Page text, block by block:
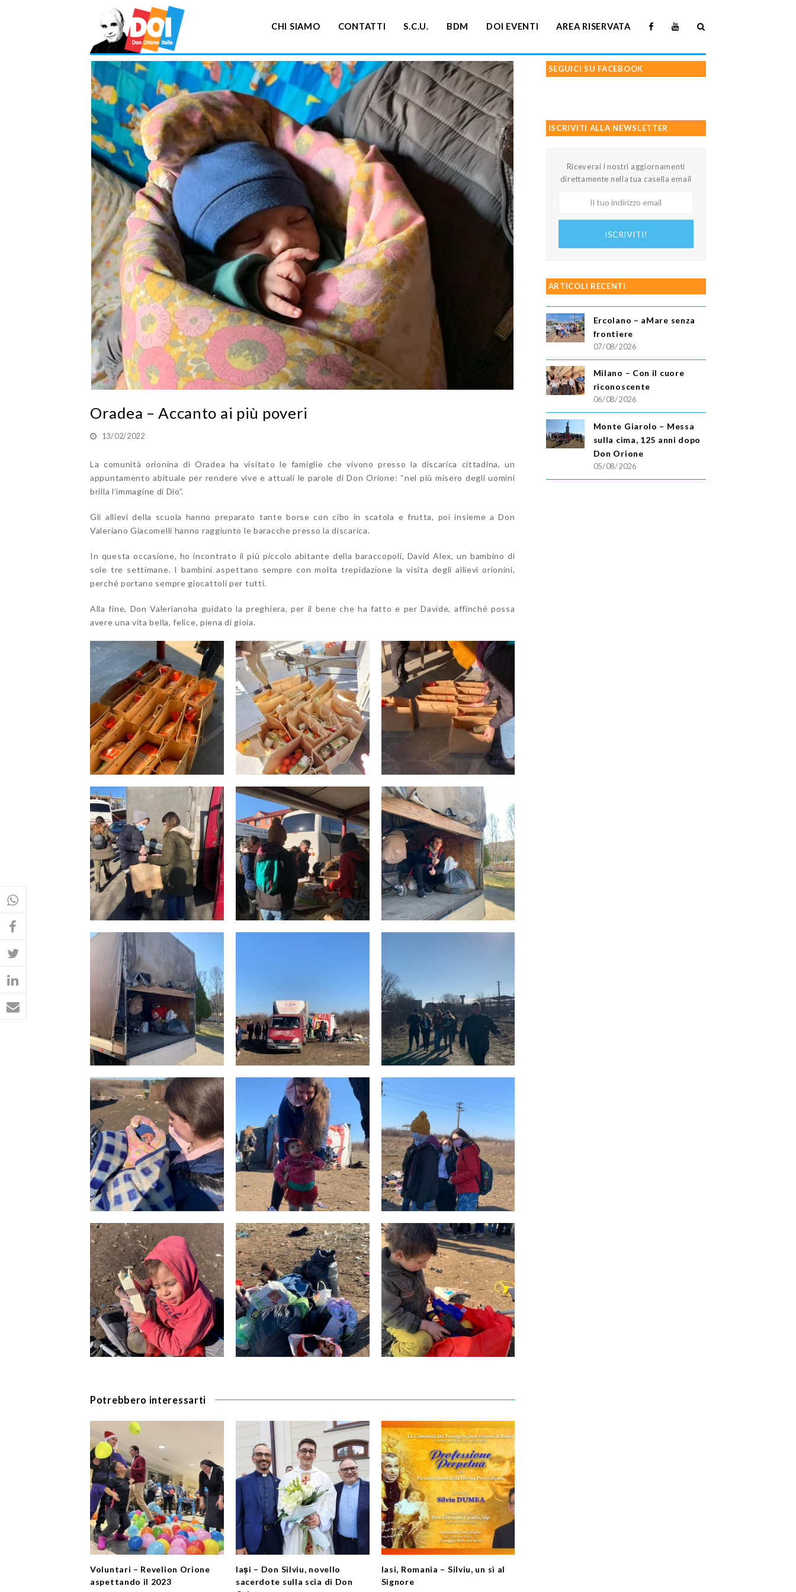
CHI SIAMO CONTATTI S.C.U. BDM DOI EVENTI AREA RISERVATA
Oradea – Accanto ai più poveri
13/02/2022
La comunità orionina di Oradea ha visitato le famiglie che vivono presso la discarica cittadina, un
appuntamento abituale per rendere vive e attuali le parole di Don Orione: “nel più misero degli uomini
brilla l’immagine di Dio”.
Gli allievi della scuola hanno preparato tante borse con cibo in scatola e frutta, poi insieme a Don
Valeriano Giacomelli hanno raggiunto le baracche presso la discarica.
In questa occasione, ho incontrato il più piccolo abitante della baraccopoli, David Alex, un bambino di
sole tre settimane. I bambini aspettano sempre con molta trepidazione la visita degli allievi orionini,
perché portano sempre giocattoli per tutti.
Alla fine, Don Valerianoha guidato la preghiera, per il bene che ha fatto e per Davide, affinché possa
avere una vita bella, felice, piena di gioia.
Potrebbero interessarti
Voluntari – Revelion Orione
aspettando il 2023
Iași – Don Silviu, novello
sacerdote sulla scia di Don
Iasi, Romania – Silviu, un sì al
Signore
SEGUICI SU FACEBOOK
ISCRIVITI ALLA NEWSLETTER
Riceverai i nostri aggiornamenti
direttamente nella tua casella email
ISCRIVITI!
ARTICOLI RECENTI
Ercolano – aMare senza
frontiere
07/08/2026
Milano – Con il cuore
riconoscente
06/08/2026
Monte Giarolo – Messa
sulla cima, 125 anni dopo
Don Orione
05/08/2026